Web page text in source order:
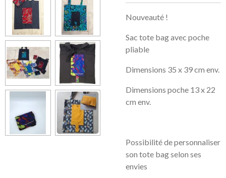
Nouveauté !
Sac tote bag avec poche
pliable
Dimensions 35 x 39 cm env.
Dimensions poche 13 x 22
cm env.
Possibilité de personnaliser
son tote bag selon ses
envies